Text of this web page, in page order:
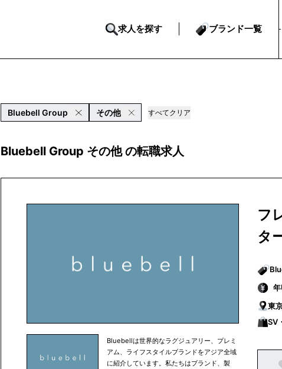
求人を探す ブランド一覧
Bluebell Group その他 すべてクリア
Bluebell Group その他 の転職求人
Bluebellは世界的なラグジュアリー、プレミ
アム、ライフスタイルブランドをアジア全域
に紹介しています。私たちはブランド、製
フ
タ
東
SV